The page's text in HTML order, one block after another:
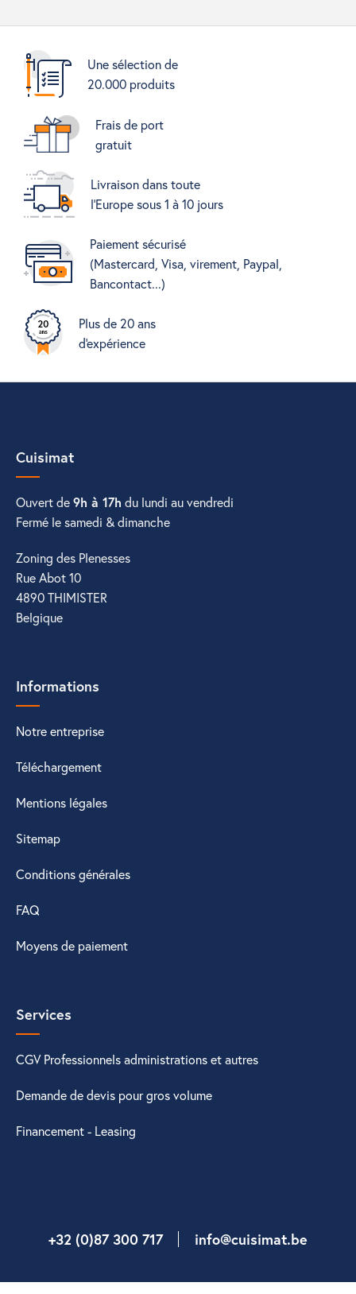
Une sélection de
20.000 produits
Frais de port
gratuit
Livraison dans toute
l'Europe sous 1 à 10 jours
Paiement sécurisé
(Mastercard, Visa, virement, Paypal,
Bancontact...)
Plus de 20 ans
d'expérience
Cuisimat
Ouvert de9h à 17h du lundi au vendredi
Fermé le samedi & dimanche
Zoning des Plenesses
Rue Abot 10
4890 THIMISTER
Belgique
Informations
Notre entreprise
Téléchargement
Mentions légales
Sitemap
Conditions générales
FAQ
Moyens de paiement
Services
CGV Professionnels administrations et autres
Demande de devis pour gros volume
Financement - Leasing
+32 (0)87 300 717 info@cuisimat.be